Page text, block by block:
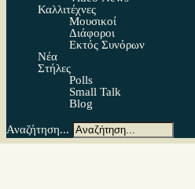
Καλλιτέχνες
Μουσικοί
Διάφοροι
Εκτός Συνόρων
Νέα
Στήλες
Polls
Small Talk
Blog
Αναζήτηση...